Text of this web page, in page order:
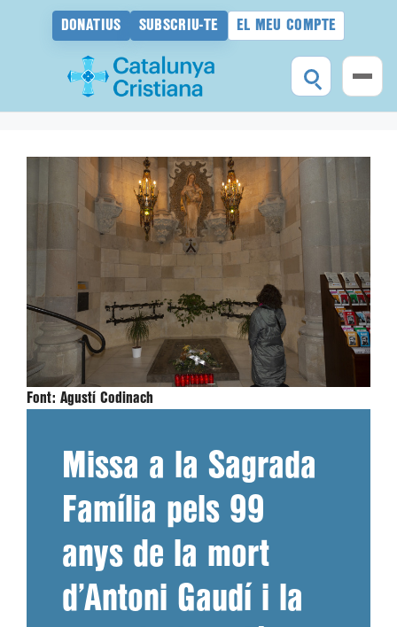
DONATIUS SUBSCRIU-TE EL MEU COMPTE
Font: Agustí Codinach
Missa a la Sagrada
Família pels 99
anys de la mort
d’Antoni Gaudí i la